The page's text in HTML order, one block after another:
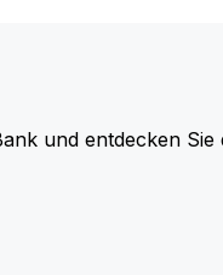
und entdecken